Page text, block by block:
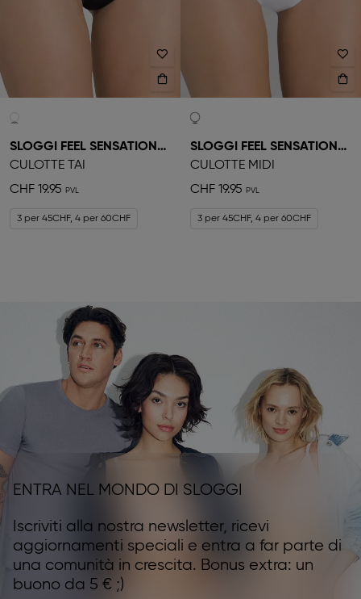
SLOGGI FEEL SENSATIONAL
CULOTTE TAI
CHF 19.95
3 per 45CHF, 4 per 60CHF
SLOGGI FEEL SENSATIONAL
CULOTTE MIDI
CHF 19.95
3 per 45CHF, 4 per 60CHF
ENTRA NEL MONDO DI SLOGGI
Iscriviti alla nostra newsletter, ricevi
aggiornamenti speciali e entra a far parte di
una comunità in crescita. Bonus extra: un
buono da 5 € ;)